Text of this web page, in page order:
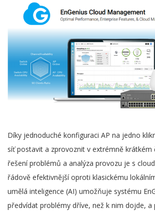
Díky jednoduché konfiguraci AP na jedno
síť postavit a zprovoznit v extrémně krátkém
řešení problémů a analýza provozu je s
řádově efektivnější oproti klasickému
umělá inteligence (AI) umožňuje systému
předvídat problémy dříve, než k nim dojde,